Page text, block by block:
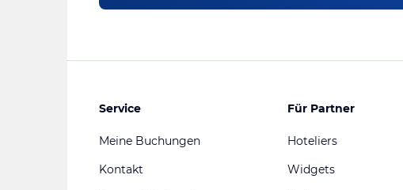
Service
Meine Buchungen
Kontakt
Für Partner
Hoteliers
Widgets